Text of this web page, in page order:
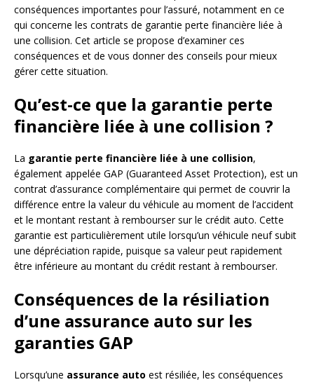
conséquences importantes pour l’assuré, notamment en ce
qui concerne les contrats de garantie perte financière liée à
une collision. Cet article se propose d’examiner ces
conséquences et de vous donner des conseils pour mieux
gérer cette situation.
Qu’est-ce que la garantie perte
financière liée à une collision ?
La garantie perte financière liée à une collision,
également appelée GAP (Guaranteed Asset Protection), est un
contrat d’assurance complémentaire qui permet de couvrir la
différence entre la valeur du véhicule au moment de l’accident
et le montant restant à rembourser sur le crédit auto. Cette
garantie est particulièrement utile lorsqu’un véhicule neuf subit
une dépréciation rapide, puisque sa valeur peut rapidement
être inférieure au montant du crédit restant à rembourser.
Conséquences de la résiliation
d’une assurance auto sur les
garanties GAP
Lorsqu’une assurance auto est résiliée, les conséquences